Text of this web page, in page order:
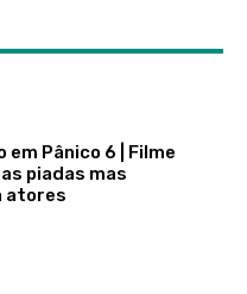
em Pânico 6 | Filme
piadas mas
atores